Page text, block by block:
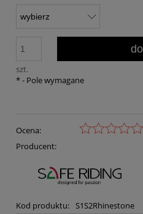
szt.
*- Pole wymagane
Ocena:
Producent:
Kod produktu: S1S2Rhinestone